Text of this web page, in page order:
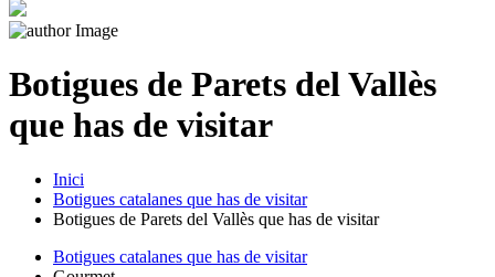
Botigues de Parets del Vallès
que has de visitar
Inici
Botigues catalanes que has de visitar
Botigues de Parets del Vallès que has de visitar
Botigues catalanes que has de visitar